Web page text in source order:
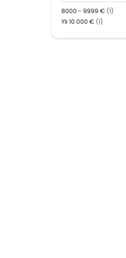
8000 - 9999 € (1)
Yli 10 000 € (1)